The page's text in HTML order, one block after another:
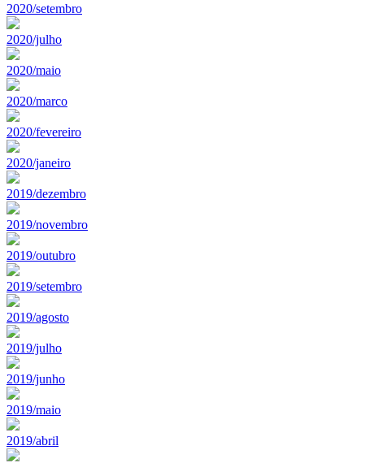
2020/setembro
2020/julho
2020/maio
2020/marco
2020/fevereiro
2020/janeiro
2019/dezembro
2019/novembro
2019/outubro
2019/setembro
2019/agosto
2019/julho
2019/junho
2019/maio
2019/abril